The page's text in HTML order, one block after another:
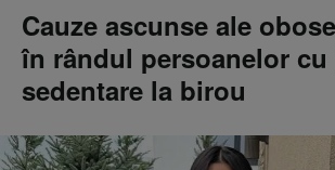
Cauze ascunse ale
în rândul persoanelor
sedentare la birou